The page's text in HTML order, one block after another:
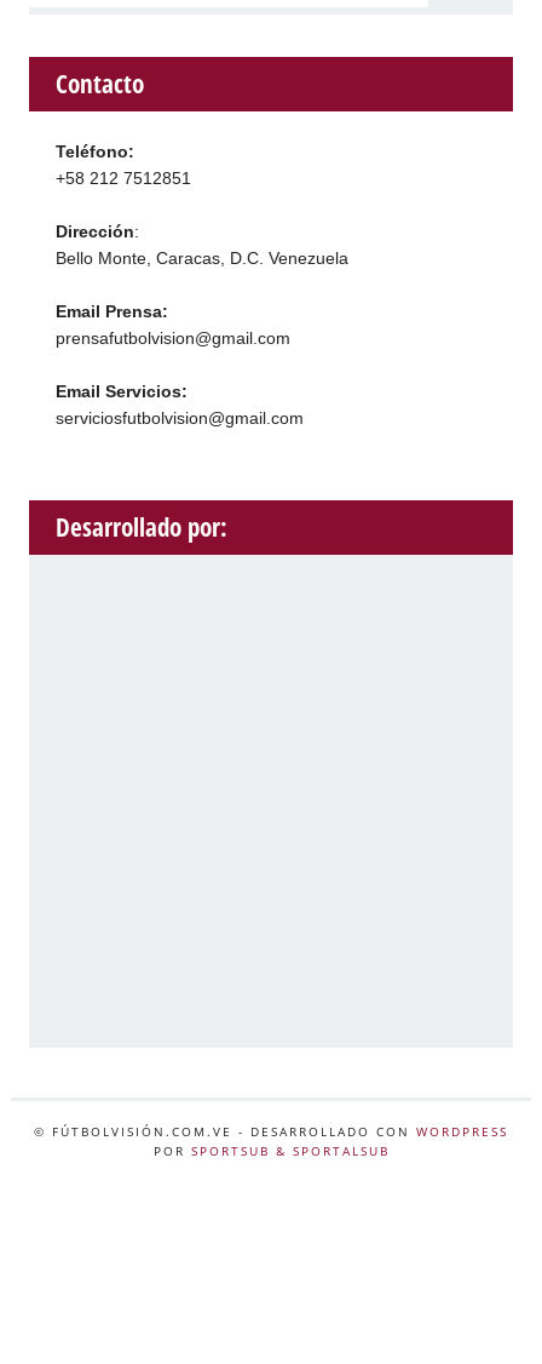
Contacto
Teléfono:
+58 212 7512851
Dirección:
Bello Monte, Caracas, D.C. Venezuela
Email Prensa:
prensafutbolvision@gmail.com
Email Servicios:
serviciosfutbolvision@gmail.com
Desarrollado por:
© FÚTBOLVISIÓN.COM.VE - DESARROLLADO CON WORDPRESS
POR SPORTSUB & SPORTALSUB